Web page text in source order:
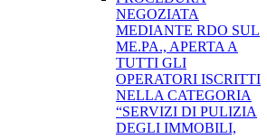
NEGOZIATA
MEDIANTE RDO SUL
ME.PA., APERTA A
TUTTI GLI
OPERATORI ISCRITTI
NELLA CATEGORIA
“SERVIZI DI PULIZIA
DEGLI IMMOBILI,